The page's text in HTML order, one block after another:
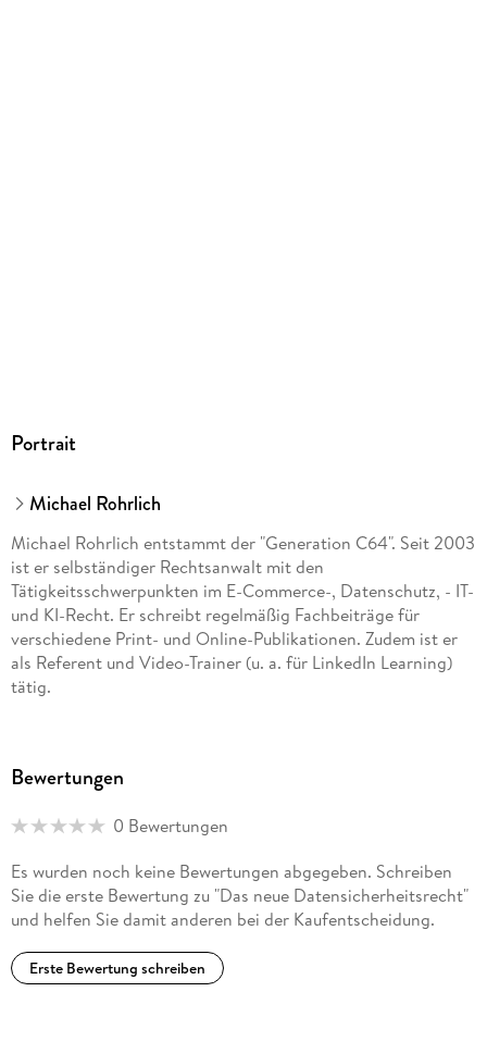
Portrait
Michael Rohrlich
Michael Rohrlich entstammt der "Generation C64". Seit 2003
ist er selbständiger Rechtsanwalt mit den
Tätigkeitsschwerpunkten im E-Commerce-, Datenschutz, - IT-
und KI-Recht. Er schreibt regelmäßig Fachbeiträge für
verschiedene Print- und Online-Publikationen. Zudem ist er
als Referent und Video-Trainer (u. a. für LinkedIn Learning)
tätig.
Bewertungen
0 Bewertungen
Es wurden noch keine Bewertungen abgegeben. Schreiben
Sie die erste Bewertung zu "Das neue Datensicherheitsrecht"
und helfen Sie damit anderen bei der Kaufentscheidung.
Erste Bewertung schreiben